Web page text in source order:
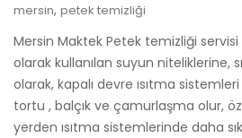
mersin, petek temizliği
Mersin Maktek Petek temizliği servisi
olarak kullanılan suyun niteliklerine,
olarak, kapalı devre ısıtma sistemleri
tortu , balçık ve çamurlaşma olur,
yerden ısıtma sistemlerinde daha